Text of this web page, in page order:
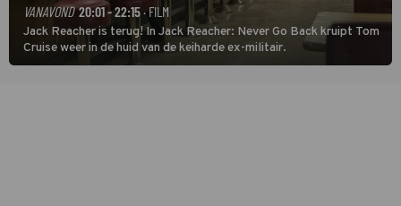
VANAVOND 20:01 - 22:15· FILM
Jack Reacher is terug! In Jack Reacher: Never Go Back kruipt Tom
Cruise weer in de huid van de keiharde ex-militair.